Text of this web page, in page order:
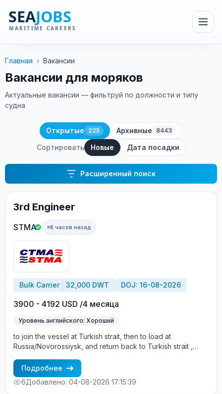
Главная › Вакансии
Вакансии для моряков
Актуальные вакансии — фильтруй по должности и типу
судна
Открытые 225 Архивные 8443
Сортировать Новые Дата посадки
Расширенный поиск
3rd Engineer
STMA 8 часов назад
Bulk Carrier 32,000 DWT DOJ: 16-08-2026
3900 - 4192 USD /4 месяца
Уровень английского: Хороший
to join the vessel at Turkish strait, then to load at
Russia/Novorossiysk, and return back to Turkish strait ,
paid constantly during the contract + HRA bonus. Greek
Owner, CBA covered vessels, P&I club.
Подробнее
6Добавлено: 04-08-2026 17:15:39